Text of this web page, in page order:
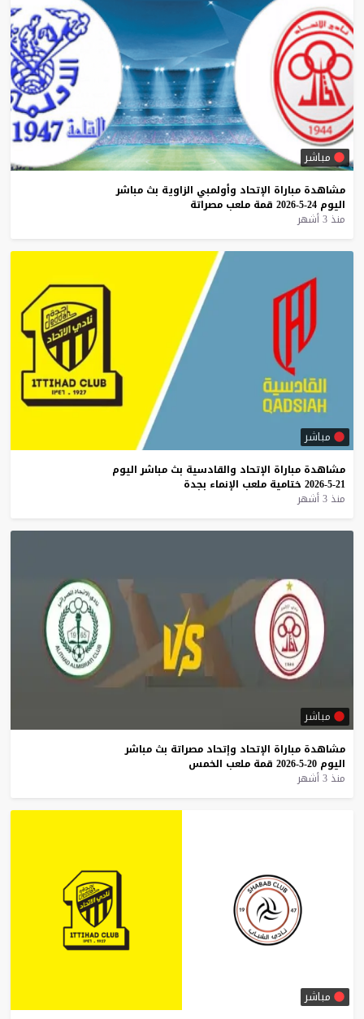
مباشر
مشاهدة مباراة الإتحاد وأولمبي الزاوية بث مباشر
اليوم 24-5-2026 قمة ملعب مصراتة
منذ 3 أشهر
مباشر
مشاهدة مباراة الإتحاد والقادسية بث مباشر اليوم
21-5-2026
ختامية ملعب الإنماء بجدة
منذ 3 أشهر
مباشر
مشاهدة مباراة الإتحاد وإتحاد مصراتة بث مباشر
اليوم 20-5-2026 قمة ملعب الخمس
منذ 3 أشهر
مباشر